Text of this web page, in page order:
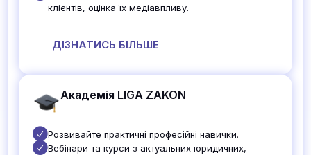
клієнтів, оцінка їх медіавпливу.
ДІЗНАТИСЬ БІЛЬШЕ
Академія LIGA ZAKON
Розвивайте практичні професійні навички.
Вебінари та курси з актуальних юридичних,